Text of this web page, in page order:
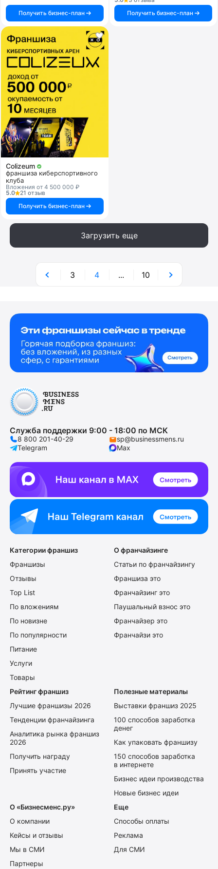
Получить бизнес-план
Получить бизнес-план
Colizeum
франшиза киберспортивного
клуба
Вложения от 4 500 000 ₽
5.0
21 отзыв
Получить бизнес-план
Загрузить еще
3 4 ... 10
Служба поддержки 9:00 - 18:00 по МСК
8 800 201-40-29
sp@businessmens.ru
Telegram
Max
Категории франшиз
Франшизы
Отзывы
Top List
По вложениям
По новизне
По популярности
Питание
Услуги
Товары
О франчайзинге
Статьи по франчайзингу
Франшиза это
Франчайзинг это
Паушальный взнос это
Франчайзер это
Франчайзи это
Рейтинг франшиз
Лучшие франшизы 2026
Тенденции франчайзинга
Аналитика рынка франшиз
2026
Получить награду
Принять участие
Полезные материалы
Выставки франшиз 2025
100 способов заработка
денег
Как упаковать франшизу
150 способов заработка
в интернете
Бизнес идеи производства
Новые бизнес идеи
О «Бизнесменс.ру»
О компании
Кейсы и отзывы
Мы в СМИ
Партнеры
Еще
Способы оплаты
Реклама
Для СМИ